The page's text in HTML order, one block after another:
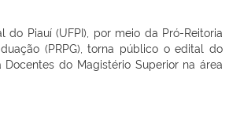
do Piauí (UFPI), por meio da Pró-Reitoria
(PRPG), torna público o edital do
do Magistério Superior na área